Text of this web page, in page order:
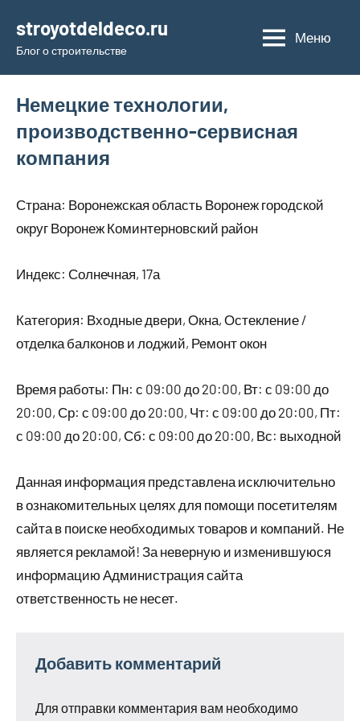
содержимому
stroyotdeldeco.ru
Блог о строительстве
Меню
Немецкие технологии,
производственно-сервисная
компания
Страна: Воронежская область Воронеж городской
округ Воронеж Коминтерновский район
Индекс: Солнечная, 17а
Категория: Входные двери, Окна, Остекление /
отделка балконов и лоджий, Ремонт окон
Время работы: Пн: с 09:00 до 20:00, Вт: с 09:00 до
20:00, Ср: с 09:00 до 20:00, Чт: с 09:00 до 20:00, Пт:
с 09:00 до 20:00, Сб: с 09:00 до 20:00, Вс: выходной
Данная информация представлена исключительно
в ознакомительных целях для помощи посетителям
сайта в поиске необходимых товаров и компаний. Не
является рекламой! За неверную и изменившуюся
информацию Администрация сайта
ответственность не несет.
Добавить комментарий
Для отправки комментария вам необходимо